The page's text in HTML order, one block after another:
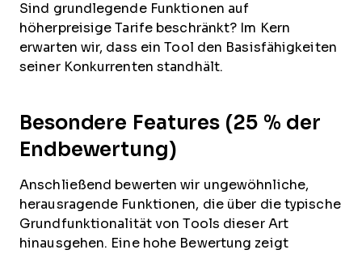
Sind grundlegende Funktionen auf
höherpreisige Tarife beschränkt? Im Kern
erwarten wir, dass ein Tool den Basisfähigkeiten
seiner Konkurrenten standhält.
Besondere Features (25 % der
Endbewertung)
Anschließend bewerten wir ungewöhnliche,
herausragende Funktionen, die über die typische
Grundfunktionalität von Tools dieser Art
hinausgehen. Eine hohe Bewertung zeigt